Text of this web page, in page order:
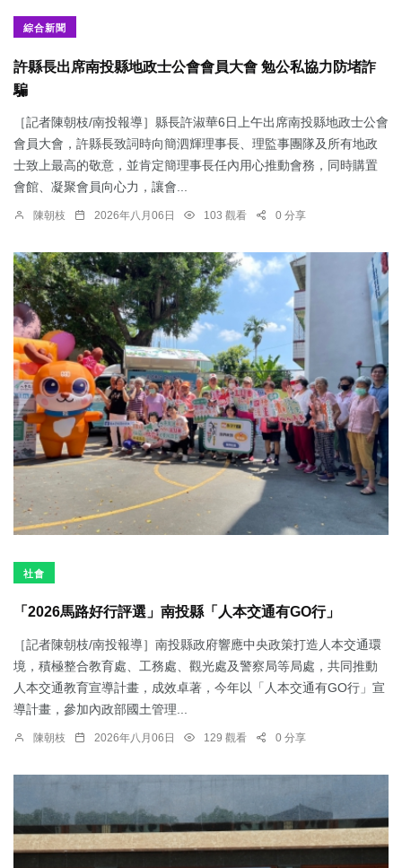
綜合新聞
許縣長出席南投縣地政士公會會員大會 勉公私協力防堵詐
騙
［記者陳朝枝/南投報導］縣長許淑華6日上午出席南投縣地政士公會
會員大會，許縣長致詞時向簡泗輝理事長、理監事團隊及所有地政
士致上最高的敬意，並肯定簡理事長任內用心推動會務，同時購置
會館、凝聚會員向心力，讓會...
陳朝枝 2026年八月06日 103 觀看 0 分享
社會
「2026馬路好行評選」南投縣「人本交通有GO行」
［記者陳朝枝/南投報導］南投縣政府響應中央政策打造人本交通環
境，積極整合教育處、工務處、觀光處及警察局等局處，共同推動
人本交通教育宣導計畫，成效卓著，今年以「人本交通有GO行」宣
導計畫，參加內政部國土管理...
陳朝枝 2026年八月06日 129 觀看 0 分享